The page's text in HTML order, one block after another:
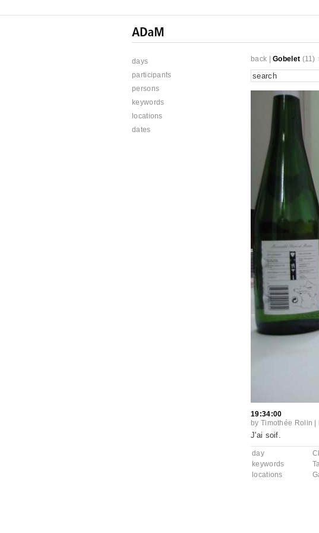
days
participants
persons
keywords
locations
dates
back |Gobelet (11)
19:34:00
by Timothée Rolin
J'ai soif.
day
keywords
locations